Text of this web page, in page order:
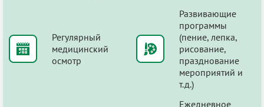
Регулярный
медицинский
осмотр
Развивающие
программы
(пение, лепка,
рисование,
празднование
мероприятий и
т.д.)
Ежедневное